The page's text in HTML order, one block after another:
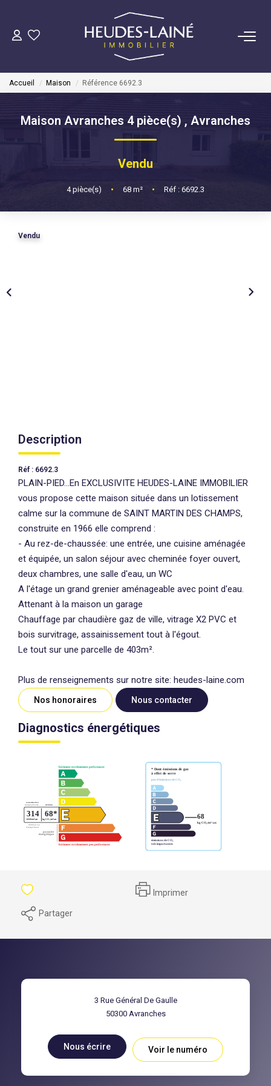
VENDRE
ACHETER
GÉRER
Accueil Maison Référence 6692.3
Maison Avranches 4 pièce(s) , Avranches
Vendu
4pièce(s) • 68 m² • Réf : 6692.3
Vendu
Description
Réf : 6692.3
PLAIN-PIED...En EXCLUSIVITE HEUDES-LAINE IMMOBILIER
vous propose cette maison située dans un lotissement
calme sur la commune de SAINT MARTIN DES CHAMPS,
construite en 1966 elle comprend :
- Au rez-de-chaussée: une entrée, une cuisine aménagée
et équipée, un salon séjour avec cheminée foyer ouvert,
deux chambres, une salle d'eau, un WC
A l'étage un grand grenier aménageable avec point d'eau.
Attenant à la maison un garage
Chauffage par chaudière gaz de ville, vitrage X2 PVC et
bois survitrage, assainissement tout à l'égout.
Le tout sur une parcelle de 403m².
Plus de renseignements sur notre site: heudes-laine.com
Nos honoraires Nous contacter
Diagnostics énergétiques
Imprimer
Partager
3 Rue Général De Gaulle
50300 Avranches
Nous écrire Voir le numéro